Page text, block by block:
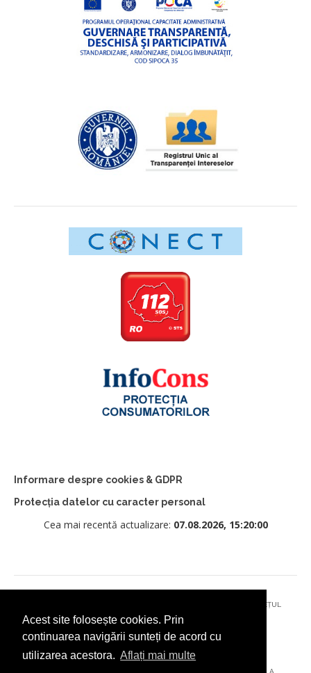
Acest site folosește cookies. Prin
continuarea navigării sunteți de acord cu
utilizarea acestora. Aflați mai multe
Informare despre cookies & GDPR
Protecția datelor cu caracter personal
Cea mai recentă actualizare: 07.08.2026, 15:20:00
© 2026 - PRIMĂRIA MUNICIPIULUI CÂMPULUNG MOLDOVENESC, JUDEȚUL
SUCEAVA
AȚI ÎNTÂMPINAT O PROBLEMĂ TEHNICĂ? TRIMITEȚI-NE UN EMAIL LA